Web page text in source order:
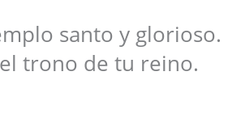
santo y glorioso.
trono de tu reino.